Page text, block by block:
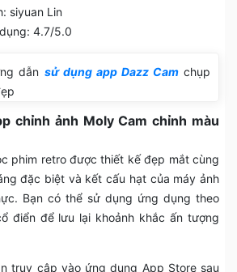
siyuan Lin
4.7/5.0
dẫn sử dụng app Dazz Camchụp
chỉnh ảnh Moly Cam chỉnh màu
phim retro được thiết kế đẹp mắt cùng
đặc biệt và kết cấu hạt của máy ảnh
Bạn có thể sử dụng ứng dụng theo
điển để lưu lại khoảnh khắc ấn tượng
truy cập vào ứng dụng App Store sau